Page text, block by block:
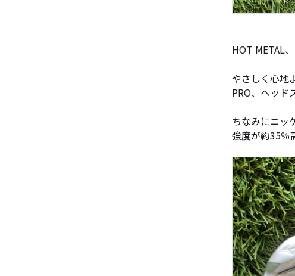
HOT METAL
やさしく心地
PRO、ヘッド
ちなみにニッ
強度が約35％